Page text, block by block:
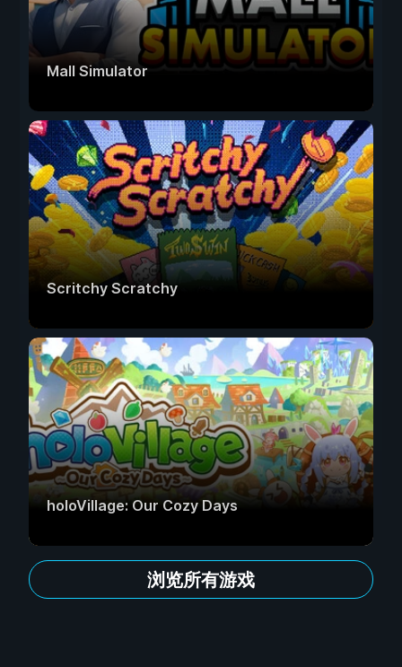
Mall Simulator
Scritchy Scratchy
holoVillage: Our Cozy Days
浏览所有游戏